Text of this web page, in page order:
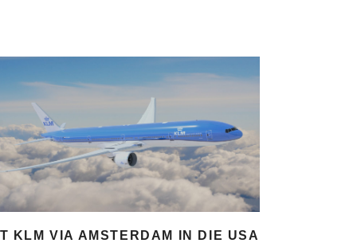
KLM VIA AMSTERDAM IN DIE USA